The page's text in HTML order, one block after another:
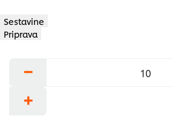
Sestavine
Priprava
−
+